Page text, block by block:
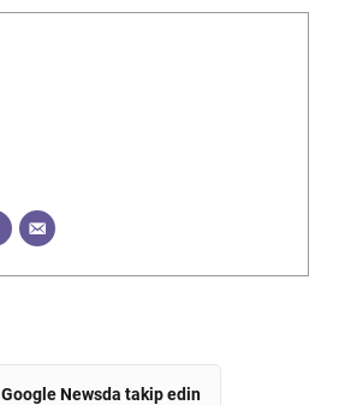
Google Newsda takip edin